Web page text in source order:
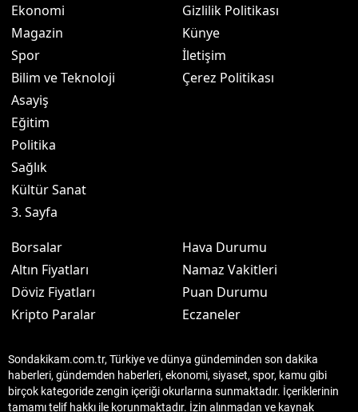
Ekonomi
Magazin
Spor
Bilim ve Teknoloji
Asayiş
Eğitim
Politika
Sağlık
Kültür Sanat
3. Sayfa
Gizlilik Politikası
Künye
İletişim
Çerez Politikası
Borsalar
Altın Fiyatları
Döviz Fiyatları
Kripto Paralar
Hava Durumu
Namaz Vakitleri
Puan Durumu
Eczaneler
Sondakikam.com.tr, Türkiye ve dünya gündeminden son dakika
haberleri, gündemden haberleri, ekonomi, siyaset, spor, kamu gibi
birçok kategoride zengin içeriği okurlarına sunmaktadır. İçeriklerinin
tamamı telif hakkı ile korunmaktadır. İzin alınmadan ve kaynak